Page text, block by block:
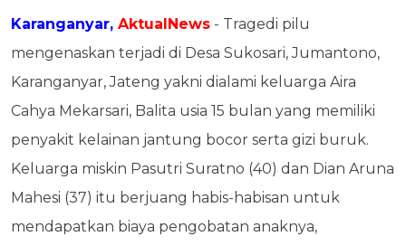
Karanganyar, AktualNews - Tragedi pilu
mengenaskan terjadi di Desa Sukosari, Jumantono,
Karanganyar, Jateng yakni dialami keluarga Aira
Cahya Mekarsari, Balita usia 15 bulan yang memiliki
penyakit kelainan jantung bocor serta gizi buruk.
Keluarga miskin Pasutri Suratno (40) dan Dian Aruna
Mahesi (37) itu berjuang habis-habisan untuk
mendapatkan biaya pengobatan anaknya,